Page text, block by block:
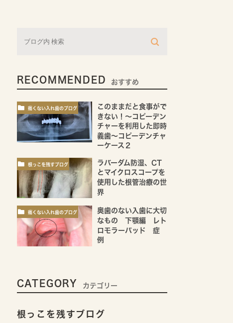
RECOMMENDED おすすめ
痛くない入れ歯のブログ
このままだと食事がで
きない！～コピーデン
チャーを利用した即時
義歯～コピーデンチャ
ーケース２
根っこを残すブログ
ラバーダム防湿、CT
とマイクロスコープを
使用した根管治療の世
界
痛くない入れ歯のブログ
奥歯のない入歯に大切
なもの 下顎編 レト
ロモラーパッド 症
例
CATEGORY カテゴリー
根っこを残すブログ